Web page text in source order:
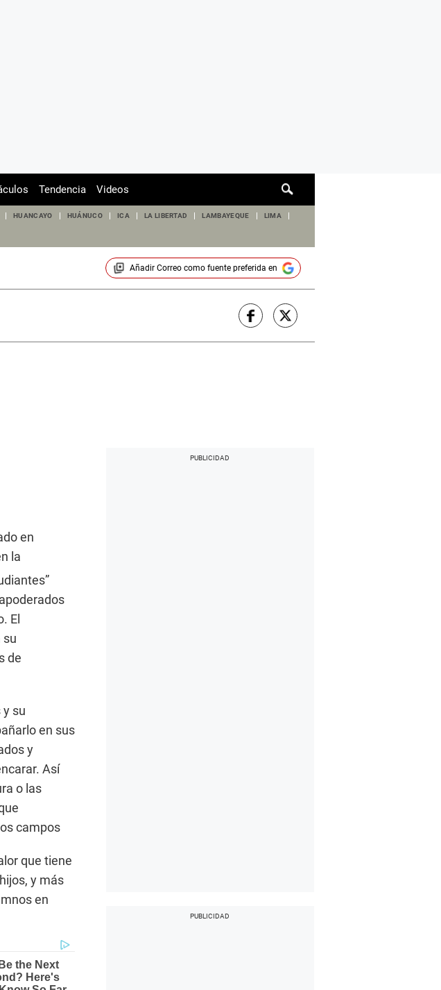
de
Tendencia Videos
HUANCAYO HUÁNUCO ICA LA LIBERTAD LAMBAYEQUE LIMA
Añadir Correocomo fuente preferida en
en
la
El
su
de
su
en sus
y
Así
o las
campos
que tiene
y más
en